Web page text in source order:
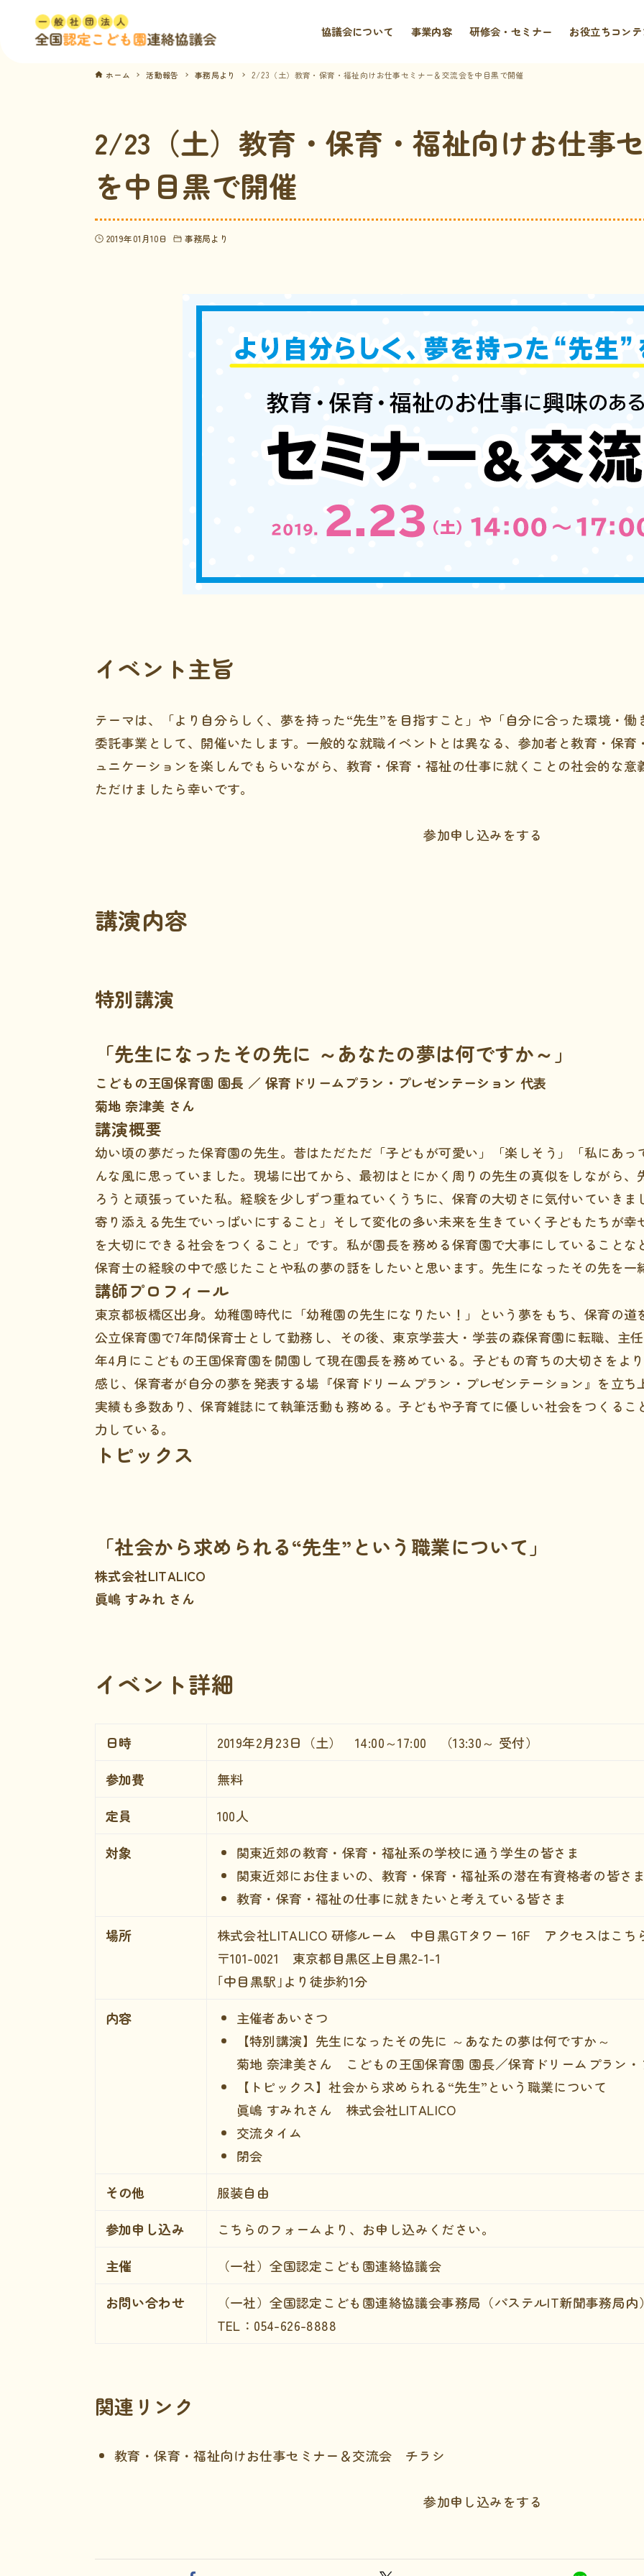
協議会について 事業内容 研修会・セミナー お役立ちコン
ホーム 活動報告 事務局より 2/23（土）教育・保育・福祉向けお仕事セミナー＆交流会を中目黒で開催
2/23（土）教育・保育・福祉向けお仕事
を中目黒で開催
2019年01月10日 事務局より
イベント主旨
テーマは、「より自分らしく、夢を持った“先生”を目指すこと」や「自分に合った環境・
委託事業として、開催いたします。一般的な就職イベントとは異なる、参加者と教育・保
ュニケーションを楽しんでもらいながら、教育・保育・福祉の仕事に就くことの社会的な
ただけましたら幸いです。
参加申し込みをする
講演内容
特別講演
「先生になったその先に ～あなたの夢は何ですか～」
こどもの王国保育園 園長 ／ 保育ドリームプラン・プレゼンテーション 代表
菊地 奈津美 さん
講演概要
幼い頃の夢だった保育園の先生。昔はただただ「子どもが可愛い」「楽しそう」「私にあっ
んな風に思っていました。現場に出てから、最初はとにかく周りの先生の真似をしながら、
ろうと頑張っていた私。経験を少しずつ重ねていくうちに、保育の大切さに気付いていき
寄り添える先生でいっぱいにすること」そして変化の多い未来を生きていく子どもたちが
を大切にできる社会をつくること」です。私が園長を務める保育園で大事にしていること
保育士の経験の中で感じたことや私の夢の話をしたいと思います。先生になったその先を一
講師プロフィール
東京都板橋区出身。幼稚園時代に「幼稚園の先生になりたい！」という夢をもち、保育の
公立保育園で7年間保育士として勤務し、その後、東京学芸大・学芸の森保育園に転職、主
年4月にこどもの王国保育園を開園して現在園長を務めている。子どもの育ちの大切さをよ
感じ、保育者が自分の夢を発表する場『保育ドリームプラン・プレゼンテーション』を立
実績も多数あり、保育雑誌にて執筆活動も務める。子どもや子育てに優しい社会をつくる
力している。
トピックス
「社会から求められる“先生”という職業について」
株式会社LITALICO
眞嶋 すみれ さん
イベント詳細
日時
2019年2月23日（土） 14:00～17:00 （13:30～ 受付）
参加費
無料
定員
100人
対象
関東近郊の教育・保育・福祉系の学校に通う学生の皆さま
関東近郊にお住まいの、教育・保育・福祉系の潜在有資格者の皆さ
教育・保育・福祉の仕事に就きたいと考えている皆さま
場所
株式会社LITALICO 研修ルーム 中目黒GTタワー 16F アクセスはこち
〒101-0021 東京都目黒区上目黒2-1-1
｢中目黒駅｣より徒歩約1分
内容
主催者あいさつ
【特別講演】先生になったその先に ～あなたの夢は何ですか～
菊地 奈津美さん こどもの王国保育園 園長／保育ドリームプラン
【トピックス】社会から求められる“先生”という職業について
眞嶋 すみれさん 株式会社LITALICO
交流タイム
閉会
その他
服装自由
参加申し込み
こちらのフォーム より、お申し込みください。
主催
（一社）全国認定こども園連絡協議会
お問い合わせ
（一社）全国認定こども園連絡協議会事務局（パステルIT新聞事務局
TEL：054-626-8888
関連リンク
教育・保育・福祉向けお仕事セミナー＆交流会 チラシ
参加申し込みをする